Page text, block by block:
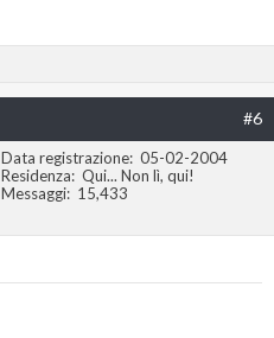
#6
Data registrazione 05-02-2004
Residenza
Qui... Non lì, qui!
Messaggi
15,433